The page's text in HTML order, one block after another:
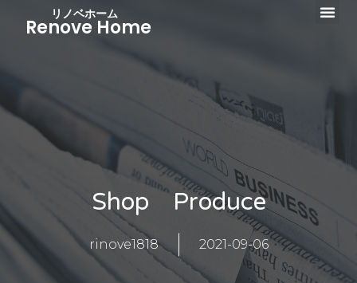
リノベホーム
Renove Home
Shop Produce
rinove1818 2021-09-06